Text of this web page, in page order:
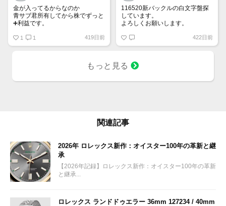
金が入ってるからなのか
青サブ君所有してから株でずっと
➕利益です。
銘柄番号7932 ニッピ
10000株→6330万円
1 1 419日前
116520新バックルの白文字盤探
しています。
よろしくお願いします。
422日前
もっと見る
関連記事
2026年 ロレックス新作：オイスター100年の革新と継
承
【2026年記録】ロレックス新作：オイスター100年の革新
と継承...
ロレックス ランドドゥエラー 36mm 127234 / 40mm